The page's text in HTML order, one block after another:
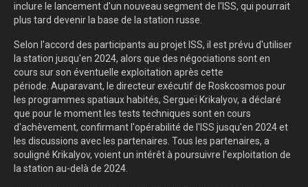
inclure le lancement d'un nouveau segment de l'ISS, qui pourrait
plus tard devenir la base de la station russe.
Selon l'accord des participants au projet ISS, il est prévu d'utiliser
la station jusqu'en 2024, alors que des négociations sont en
cours sur son éventuelle exploitation après cette
période. Auparavant, le directeur exécutif de Roskcosmos pour
les programmes spatiaux habités, Sergueï Krikalyov, a déclaré
que pour le moment les tests techniques sont en cours
d'achèvement, confirmant l'opérabilité de l'ISS jusqu'en 2024 et
les discussions avec les partenaires. Tous les partenaires, a
souligné Krikalyov, voient un intérêt à poursuivre l'exploitation de
la station au-delà de 2024.